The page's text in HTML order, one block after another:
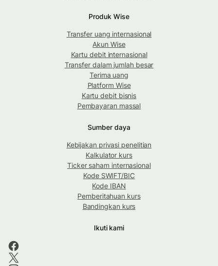
Produk Wise
Transfer uang internasional
Akun Wise
Kartu debit internasional
Transfer dalam jumlah besar
Terima uang
Platform Wise
Kartu debit bisnis
Pembayaran massal
Sumber daya
Kebijakan privasi penelitian
Kalkulator kurs
Ticker saham internasional
Kode SWIFT/BIC
Kode IBAN
Pemberitahuan kurs
Bandingkan kurs
Ikuti kami